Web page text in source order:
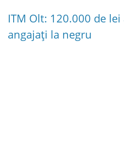
ITM Olt: 120.000 de
angajați la negru